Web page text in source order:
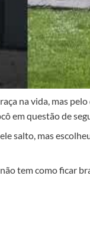
na vida, mas
em questão de
salto, mas
tem como ficar